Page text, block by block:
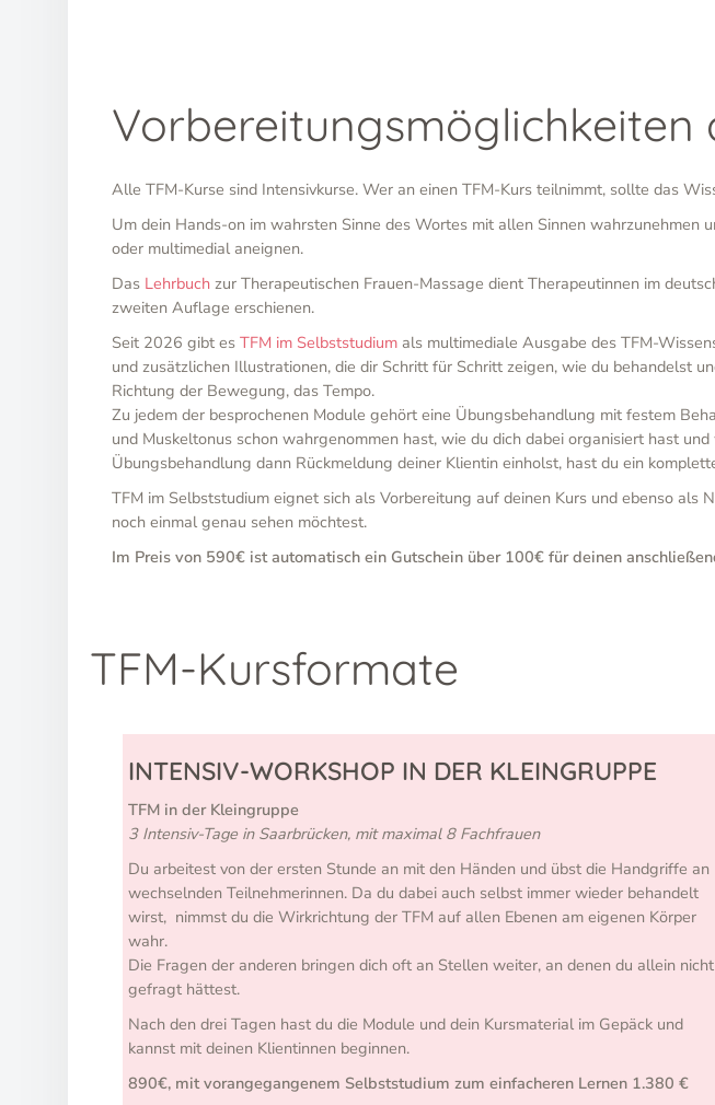
Vorbereitungsmöglichkeiten
Alle TFM-Kurse sind Intensivkurse. Wer an einen TFM-Kurs teilnimmt, sollte das
Um dein Hands-on im wahrsten Sinne des Wortes mit allen Sinnen
oder multimedial aneignen.
Das Lehrbuch zur Therapeutischen Frauen-Massage dient Therapeutinnen im
zweiten Auflage erschienen.
Seit 2026 gibt es TFM im Selbststudium als multimediale Ausgabe des TFM-
und zusätzlichen Illustrationen, die dir Schritt für Schritt zeigen, wie du behandelst
Richtung der Bewegung, das Tempo.
Zu jedem der besprochenen Module gehört eine Übungsbehandlung mit festem
und Muskeltonus schon wahrgenommen hast, wie du dich dabei organisiert hast
Übungsbehandlung dann Rückmeldung deiner Klientin einholst, hast du ein
TFM im Selbststudium eignet sich als Vorbereitung auf deinen Kurs und ebenso
noch einmal genau sehen möchtest.
Im Preis von 590€ ist automatisch ein Gutschein über 100€ für deinen
TFM-Kursformate
INTENSIV-WORKSHOP IN DER KLEINGRUPPE
TFM in der Kleingruppe
3 Intensiv-Tage in Saarbrücken, mit maximal 8 Fachfrauen
Du arbeitest von der ersten Stunde an mit den Händen und übst die Handgriffe an
wechselnden Teilnehmerinnen. Da du dabei auch selbst immer wieder behandelt
wirst, nimmst du die Wirkrichtung der TFM auf allen Ebenen am eigenen Körper
wahr.
Die Fragen der anderen bringen dich oft an Stellen weiter, an denen du allein nicht
gefragt hättest.
Nach den drei Tagen hast du die Module und dein Kursmaterial im Gepäck und
kannst mit deinen Klientinnen beginnen.
890€, mit vorangegangenem Selbststudium zum einfacheren Lernen 1.380 €